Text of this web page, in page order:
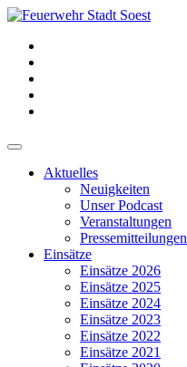
Aktuelles
Neuigkeiten
Unser Podcast
Veranstaltungen
Pressemitteilungen
Einsätze
Einsätze 2026
Einsätze 2025
Einsätze 2024
Einsätze 2023
Einsätze 2022
Einsätze 2021